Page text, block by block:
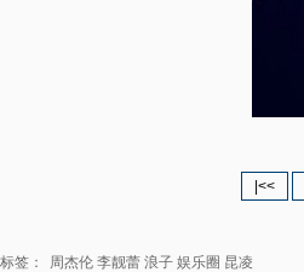
|<<
标签： 周杰伦 李靓蕾 浪子 娱乐圈 昆凌